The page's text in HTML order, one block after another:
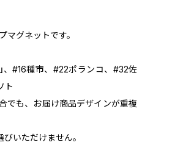
グネットです。
#16種市、#22ポランコ、#32佐
ト
でも、お届け商品デザインが重複
いただけません。